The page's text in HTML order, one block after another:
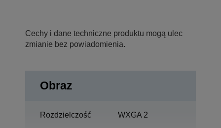
Cechy i dane techniczne produktu mogą ulec
zmianie bez powiadomienia.
Obraz
Rozdzielczość WXGA 2